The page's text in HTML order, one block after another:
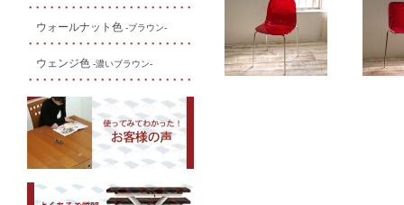
ウォールナット色 -ブラウン-
ウェンジ色 -濃いブラウン-